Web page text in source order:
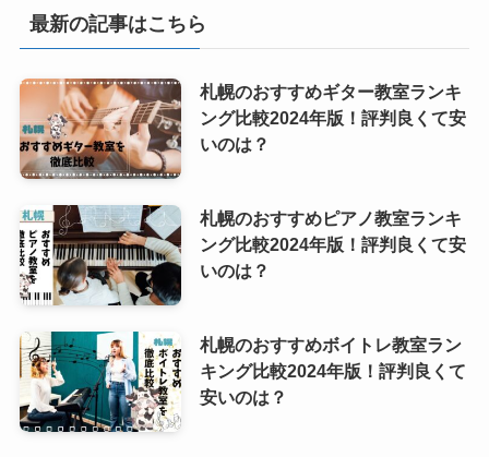
最新の記事はこちら
札幌のおすすめギター教室ランキ
ング比較2024年版！評判良くて安
いのは？
札幌のおすすめピアノ教室ランキ
ング比較2024年版！評判良くて安
いのは？
札幌のおすすめボイトレ教室ラン
キング比較2024年版！評判良くて
安いのは？